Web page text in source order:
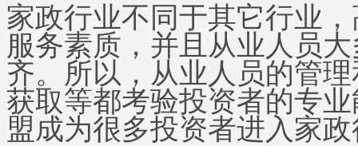
家政行业不同于其它行业
服务素质，并且从业人员
齐。所以，从业人员的管
获取等都考验投资者的专
盟成为很多投资者进入家